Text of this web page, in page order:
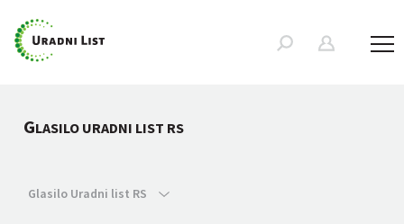
GLASILO URADNI LIST RS
Glasilo Uradni list RS